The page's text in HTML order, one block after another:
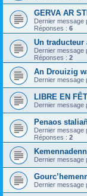
GERVA AR
Dernier message
Réponses : 6
Un traducteur
Dernier message
Réponses : 2
An Drouizig
Dernier message
LIBRE EN
Dernier message
Penaos
Dernier message
Réponses : 2
Dernier message
Dernier message